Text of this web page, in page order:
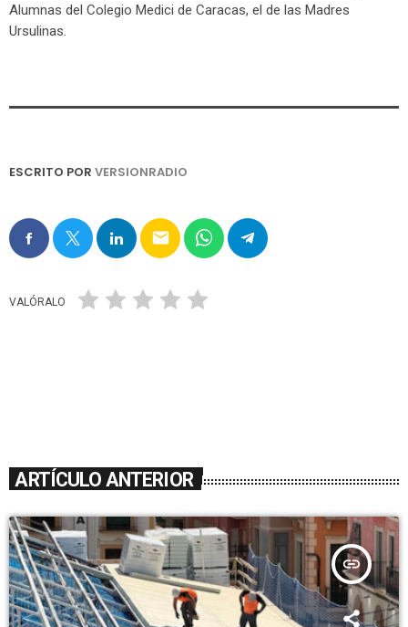
Alumnas del Colegio Medici de Caracas, el de las Madres
Ursulinas.
ESCRITO POR VERSIONRADIO
email
VALÓRALO
ARTÍCULO ANTERIOR
insert_link